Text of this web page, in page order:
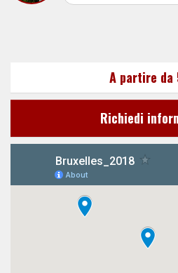
A partire da
Richiedi